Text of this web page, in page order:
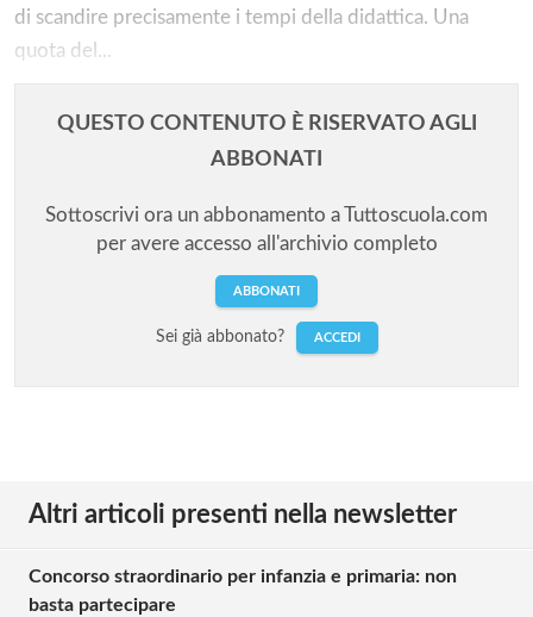
di scandire precisamente i tempi della didattica. Una
quota del...
QUESTO CONTENUTO È RISERVATO AGLI
ABBONATI
Sottoscrivi ora un abbonamento a Tuttoscuola.com
per avere accesso all'archivio completo
ABBONATI
Sei già abbonato? ACCEDI
Altri articoli presenti nella newsletter
Concorso straordinario per infanzia e primaria: non
basta partecipare